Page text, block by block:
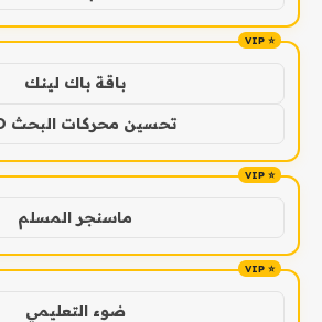
باقة باك لينك
تحسين محركات البحث SEO
ماسنجر المسلم
ضوء التعليمي